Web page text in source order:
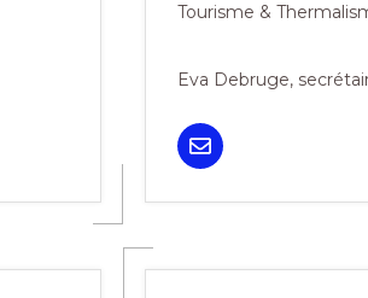
Tourisme &
Eva Debruge,